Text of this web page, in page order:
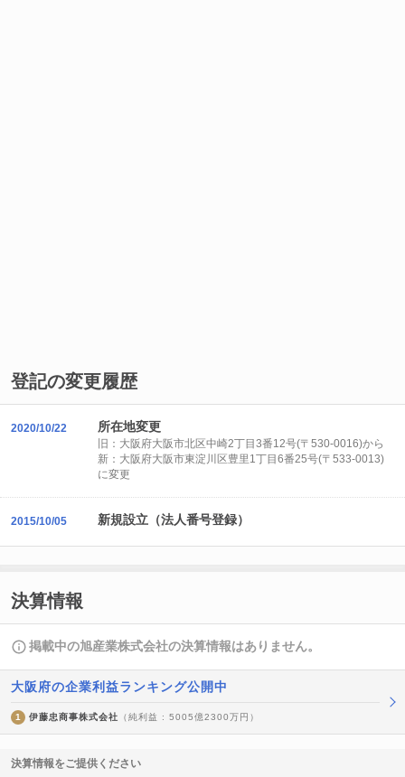
登記の変更履歴
2020/10/22 所在地変更
旧：大阪府大阪市北区中崎2丁目3番12号(〒530-0016)から
新：大阪府大阪市東淀川区豊里1丁目6番25号(〒533-0013)
に変更
2015/10/05 新規設立（法人番号登録）
決算情報
掲載中の旭産業株式会社の決算情報はありません。
大阪府の企業利益ランキング公開中
1 伊藤忠商事株式会社 （純利益 : 5005億2300万円）
決算情報をご提供ください